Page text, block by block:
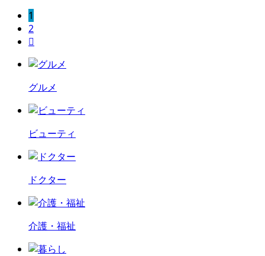
1
2

グルメ
ビューティ
ドクター
介護・福祉